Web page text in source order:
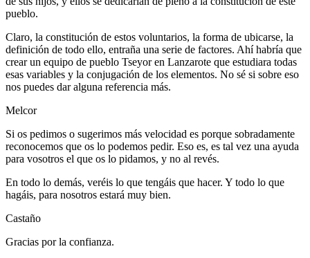
pueblo.
Claro, la constitución de estos voluntarios, la forma de ubicarse, la
definición de todo ello, entraña una serie de factores. Ahí habría que
crear un equipo de pueblo Tseyor en Lanzarote que estudiara todas
esas variables y la conjugación de los elementos. No sé si sobre eso
nos puedes dar alguna referencia más.
Melcor
Si os pedimos o sugerimos más velocidad es porque sobradamente
reconocemos que os lo podemos pedir. Eso es, es tal vez una ayuda
para vosotros el que os lo pidamos, y no al revés.
En todo lo demás, veréis lo que tengáis que hacer. Y todo lo que
hagáis, para nosotros estará muy bien.
Castaño
Gracias por la confianza.